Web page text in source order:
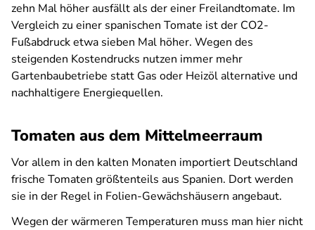
zehn Mal höher ausfällt als der einer Freilandtomate. Im
Vergleich zu einer spanischen Tomate ist der CO2-
Fußabdruck etwa sieben Mal höher. Wegen des
steigenden Kostendrucks nutzen immer mehr
Gartenbaubetriebe statt Gas oder Heizöl alternative und
nachhaltigere Energiequellen.
Tomaten aus dem Mittelmeerraum
Vor allem in den kalten Monaten importiert Deutschland
frische Tomaten größtenteils aus Spanien. Dort werden
sie in der Regel in Folien-Gewächshäusern angebaut.
Wegen der wärmeren Temperaturen muss man hier nicht